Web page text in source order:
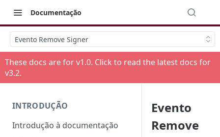
Documentação
Evento Remove Signer
These docs are for v1.0. Click to read the latest docs for
v3.2.
INTRODUÇÃO
Introdução à documentação
Evento
Remove